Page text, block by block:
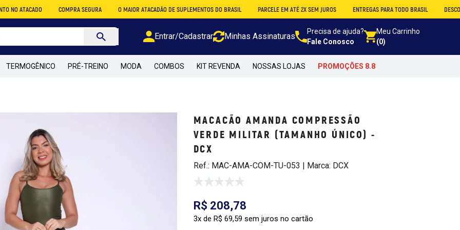
COMPRA SEGURA O MAIOR ATACADÃO DE SUPLEMENTOS DO BRASIL PARCELE EM ATÉ 2X SEM JUROS ENTREGAS PARA TODO BRASIL DESCONTO NO
Entrar/Cadastrar Minhas Assinaturas
Precisa de ajuda?
Fale Conosco
Meu Carrinho
(0)
TERMOGÊNICO PRÉ-TREINO MODA COMBOS KIT REVENDA NOSSAS LOJAS PROMOÇÕES 8.8
MACACÃO AMANDA COMPRESSÃO
VERDE MILITAR (TAMANHO ÚNICO) -
DCX
Ref.: MAC-AMA-COM-TU-053 | Marca: DCX
R$ 208,78
3x de R$ 69,59 sem juros no cartão